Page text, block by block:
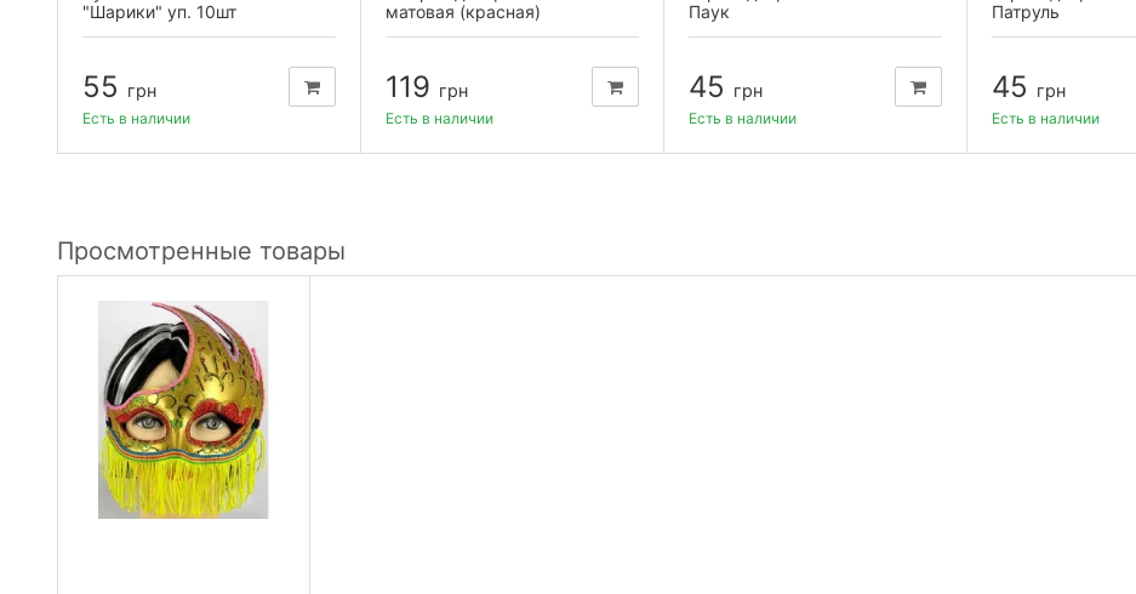
"Шарики" уп. 10шт
55 грн
Есть в наличии
матовая (красная)
119 грн
Есть в наличии
Паук
45 грн
Есть в наличии
Патруль
45 грн
Есть в наличии
Просмотренные товары